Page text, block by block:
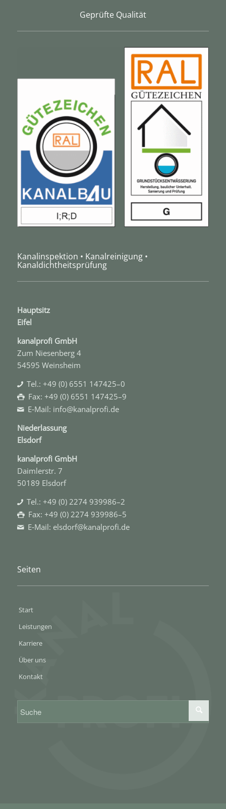
Geprüfte Qualität
Kanalinspektion • Kanalreinigung •
Kanaldichtheitsprüfung
Hauptsitz
Eifel
kanal­profi GmbH
Zum Niesenberg 4
54595 Weinsheim
Tel.: +49 (0) 6551 147425–0
Fax: +49 (0) 6551 147425–9
E‑Mail: info@kanalprofi.de
Niederlassung
Elsdorf
kanal­profi GmbH
Daimlerstr. 7
50189 Elsdorf
Tel.: +49 (0) 2274 939986–2
Fax: +49 (0) 2274 939986–5
E‑Mail: elsdorf@kanalprofi.de
Seiten
Start
Leistungen
Karriere
Über uns
Kontakt